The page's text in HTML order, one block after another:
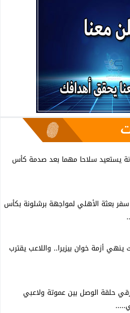
يستعيد سلاحا مهما بعد صدمة كأس
بعثة الأهلي لمواجهة برشلونة بكأس
ينهي أزمة خوان بيزيرا.. واللاعب يقترب
حلقة الوصل بين عموتة ولاعبي